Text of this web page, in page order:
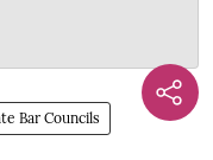
Bar Councils